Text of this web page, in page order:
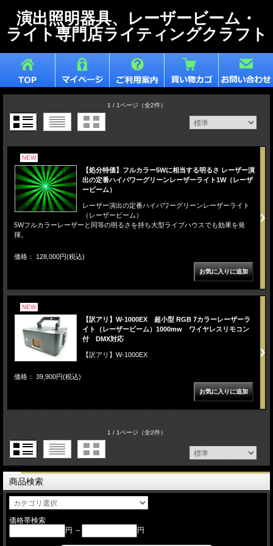
演出照明器具、レーザービーム・
ライト専門店ライティングクラフト
1 / 1ページ（全2件）
NEW
【処分特価】フルカラー5Wに相当する明るさ レーザー演
出の定番ハイパワーグリーンレーザーライト1W（レーザ
ービーム）
レーザー演出の定番ハイパワーグリーンレーザーライト
（レーザービーム）
5Wフルカラーレーザーと同等の明るさを持ち大型ライブハウスでも効果を発
揮。
価格： 128,000円(税込)
NEW
【訳アリ】W-1000EX 超小型 RGB 7カラーレーザーラ
イト（レーザービーム）1000mw ワイヤレスリモコン
付 DMX対応
【訳アリ】W-1000EX
価格： 39,900円(税込)
1 / 1ページ（全2件）
商品検索
価格帯検索
円 ～
円